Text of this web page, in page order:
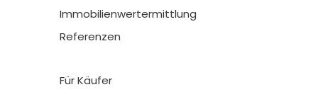
Immobilienwertermittlung
Referenzen
Für Käufer